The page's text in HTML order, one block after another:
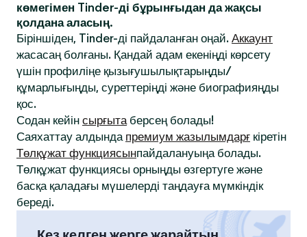
көмегімен Tinder-ді бұрынғыдан да жақсы
қолдана аласың.
Біріншіден, Tinder-ді пайдаланған оңай. Аккаунт
жасасаң болғаны. Қандай адам екеніңді көрсету
үшін профиліңе қызығушылықтарыңды/
құмарлығыңды, суреттеріңді және биографияңды
қос.
Содан кейін сырғытаберсең болады!
Саяхаттау алдында премиум жазылымдарғ кіретін
Төлқұжат функциясынпайдалануыңа болады.
Төлқұжат функциясы орныңды өзгертуге және
басқа қаладағы мүшелерді таңдауға мүмкіндік
береді.